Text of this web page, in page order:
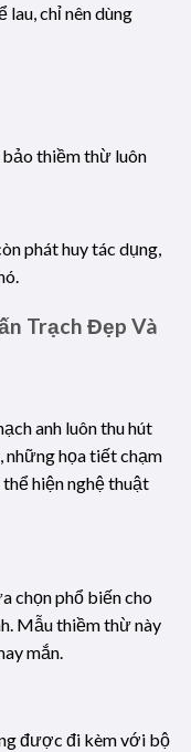
lau, chỉ nên dùng
thiềm thừ luôn
phát huy tác dụng,
Trạch Đẹp Và
anh luôn thu hút
những họa tiết chạm
hiện nghệ thuật
chọn phổ biến cho
Mẫu thiềm thừ này
mắn.
được đi kèm với bộ